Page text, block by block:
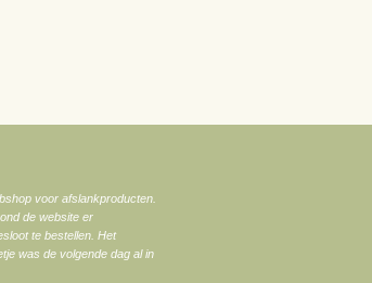
voor afslankproducten.
de website er
te bestellen. Het
was de volgende dag al in